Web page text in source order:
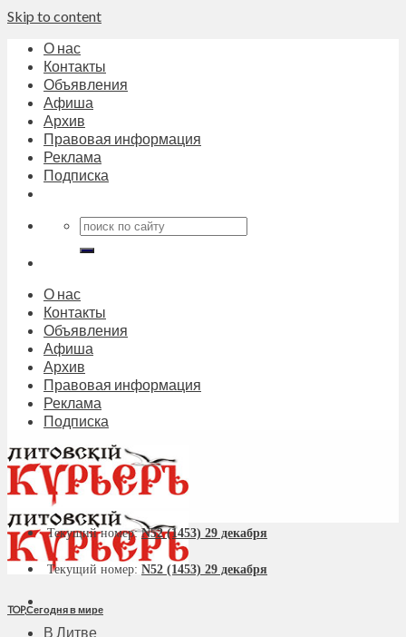
Skip to content
О нас
Контакты
Объявления
Афиша
Архив
Правовая информация
Реклама
Подписка
О нас
Контакты
Объявления
Афиша
Архив
Правовая информация
Реклама
Подписка
В Литве
Текущий номер:N52 (1453) 29 декабря
Текущий номер: N52 (1453) 29 декабря
TOP,Сегодня в мире